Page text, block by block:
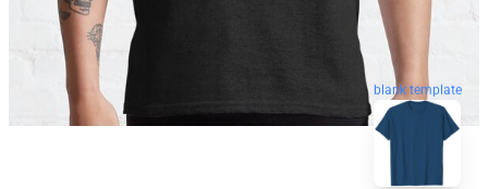
blank template